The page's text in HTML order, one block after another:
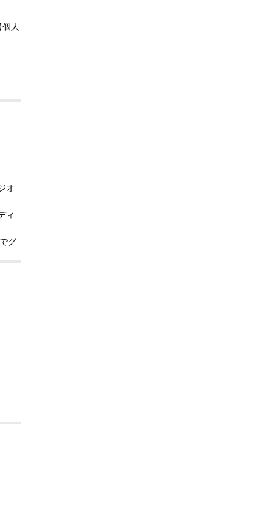
個人
オ
ィ
グ